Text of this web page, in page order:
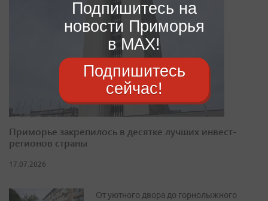
Приморье закрепилось в десятке лучших инвест-
регионов страны
17.07.2026
От уютного двора до горнолыжного
Подпишитесь на
новости Приморья
в MAX!
Подпишитесь
сейчас!